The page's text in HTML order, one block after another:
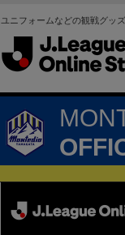
ユニフォームなどの観戦グッ